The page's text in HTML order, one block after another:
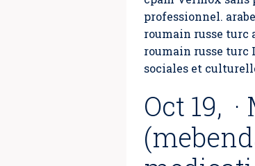
professionnel.
roumain russe turc
roumain russe turc
sociales et
Oct 19,